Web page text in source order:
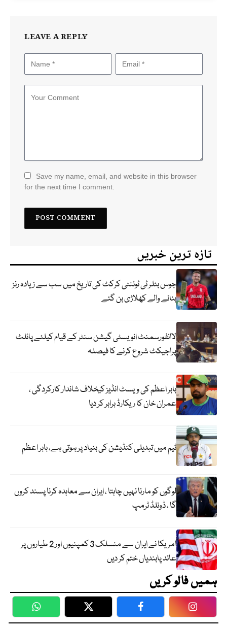
LEAVE A REPLY
Save my name, email, and website in this browser
for the next time I comment.
تازہ ترین خبریں
جوس بٹلر ٹی ٹوئنٹی کرکٹ کی تاریخ میں سب سے زیادہ رنز
بنانے والے کھلاڑی بن گئے
لاانفورسمنٹ انویسٹی گیشن سنٹر کے قیام کیلئے پائلٹ
پراجیکٹ شروع کرنے کا فیصلہ
بابر اعظم کی ویسٹ انڈیز کیخلاف شاندار کارکردگی ،
عمران خان کا ریکارڈ برابر کر دیا
ٹیم میں تبدیلی کنڈیشن کی بنیاد پر ہوتی ہے، بابر اعظم
لوگوں کو مارنا نہیں چاہتا ، ایران سے معاہدہ کرنا پسند کروں
گا ، ڈونلڈ ٹرمپ
امریکا نے ایران سے منسلک 3 کمپنیوں اور 2 طیاروں پر
عائد پابندیاں ختم کر دیں
ہمیں فالو کریں
WhatsApp Twitter Facebook